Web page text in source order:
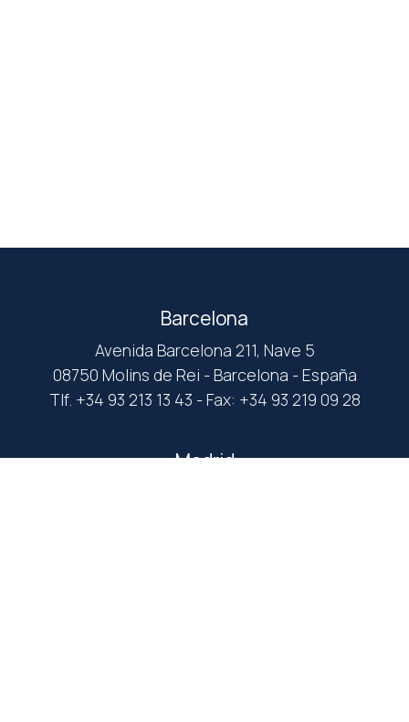
Barcelona
Avenida Barcelona 211, Nave 5
08750 Molins de Rei - Barcelona - España
Tlf. +34 93 213 13 43 - Fax: +34 93 219 09 28
Madrid